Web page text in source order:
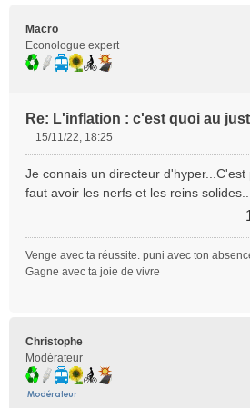
Macro
Econologue expert
Re: L'inflation : c'est quoi au
s
s
o
15/11/22, 18:25
Je connais un directeur
faut avoir les nerfs et les reins solides....
Venge avec ta réussite. puni avec ton
Gagne avec ta joie de vivre
Christophe
Modérateur